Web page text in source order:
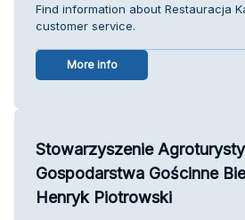
Find information about Restauracja
customer service.
More info
Stowarzyszenie
Gospodarstwa Gościnne
Henryk Piotrowski